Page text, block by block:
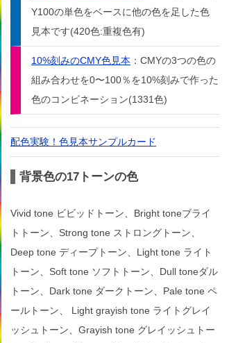
Y100の単色をベースに他の色を足した色
見本です(420色:重複色有)
10%刻みのCMY色見本 ：CMYの3つの色の
組み合わせを0〜100％を10%刻みで作った
色のコンビネーション(1331色)
配色実験！色見本サンプルカード
背景色の17トーンの色
Vivid tone ビビッドトーン、Bright toneブライ
トトーン、Strong tone ストロングトーン、
Deep tone ディープトーン、Light tone ライト
トーン、Soft tone ソフトトーン、Dull toneダル
トーン、Dark tone ダークトーン、Pale tone ペ
ールトーン、 Light grayish tone ライトグレイ
ッシュトーン、Grayish tone グレイッシュトー